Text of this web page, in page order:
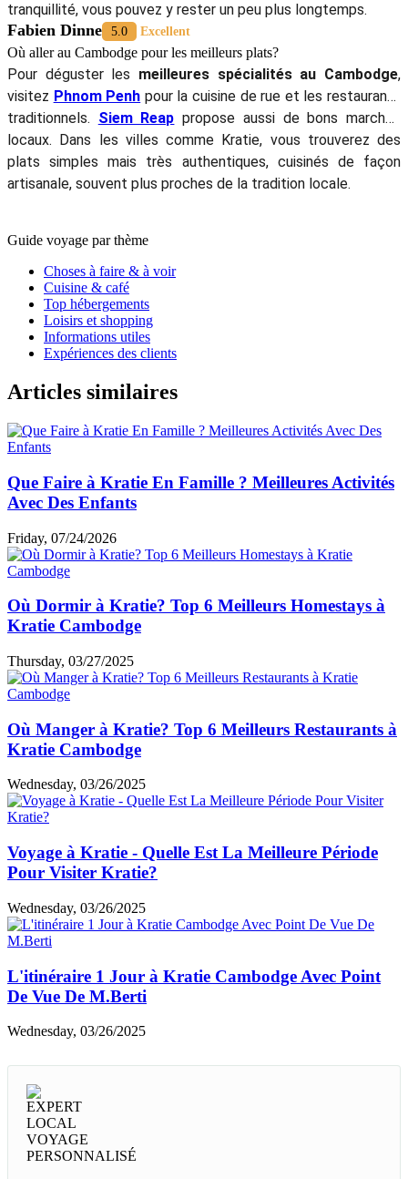
tranquillité, vous pouvez y rester un peu plus longtemps.
Fabien Dinne 5.0 Excellent
Où aller au Cambodge pour les meilleurs plats?
Pour déguster les meilleures spécialités au Cambodge,
visitez Phnom Penh pour la cuisine de rue et les restaurants
traditionnels. Siem Reap propose aussi de bons marchés
locaux. Dans les villes comme Kratie, vous trouverez des
plats simples mais très authentiques, cuisinés de façon
artisanale, souvent plus proches de la tradition locale.
Guide voyage par thème
Choses à faire & à voir
Cuisine & café
Top hébergements
Loisirs et shopping
Informations utiles
Expériences des clients
Articles similaires
Que Faire à Kratie En Famille ? Meilleures Activités
Avec Des Enfants
Friday, 07/24/2026
Où Dormir à Kratie? Top 6 Meilleurs Homestays à
Kratie Cambodge
Thursday, 03/27/2025
Où Manger à Kratie? Top 6 Meilleurs Restaurants à
Kratie Cambodge
Wednesday, 03/26/2025
Voyage à Kratie - Quelle Est La Meilleure Période
Pour Visiter Kratie?
Wednesday, 03/26/2025
L'itinéraire 1 Jour à Kratie Cambodge Avec Point
De Vue De M.Berti
Wednesday, 03/26/2025